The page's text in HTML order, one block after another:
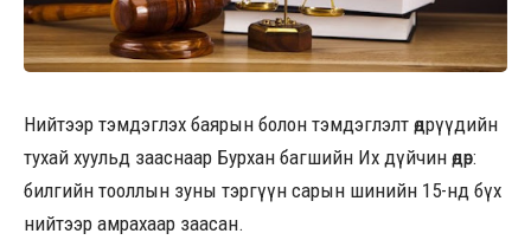
Нийтээр тэмдэглэх баярын болон тэмдэглэлт өдрүүдийн
тухай хуульд зааснаар Бурхан багшийн Их дүйчин өдөр:
билгийн тооллын зуны тэргүүн сарын шинийн 15-нд бүх
нийтээр амрахаар заасан.